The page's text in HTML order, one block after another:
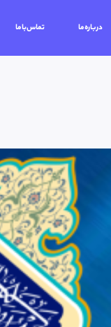
درباره‌ما تماس‌باما